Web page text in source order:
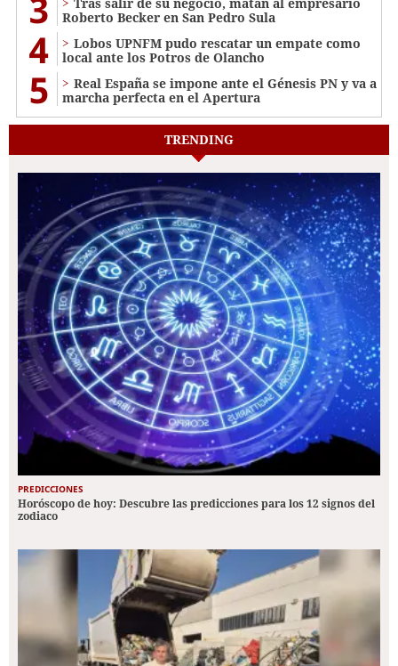
Roberto Becker en San Pedro Sula
4
Lobos UPNFM pudo rescatar un empate como
local ante los Potros de Olancho
5
Real España se impone ante el Génesis PN y va a
marcha perfecta en el Apertura
TRENDING
PREDICCIONES
Horóscopo de hoy: Descubre las predicciones para los 12 signos del
zodiaco